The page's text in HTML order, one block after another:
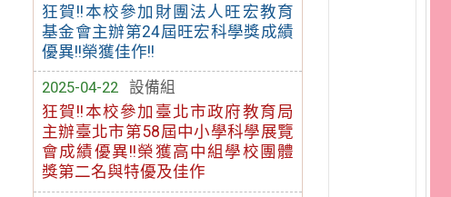
狂賀!!本校參加財團法人旺宏教育
基金會主辦第24屆旺宏科學獎成績
優異!!榮獲佳作!!
2025-04-22
設備組
狂賀!!本校參加臺北市政府教育局
主辦臺北市第58屆中小學科學展覽
會成績優異!!榮獲高中組學校團體
獎第二名與特優及佳作